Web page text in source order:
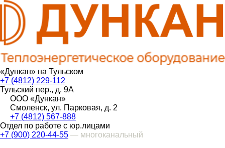
«Дункан» на Тульском
+7 (4812) 229-112
Тульский пер., д. 9А
ООО «Дункан»
Смоленск, ул. Парковая, д. 2
+7 (4812) 567-888
Отдел по работе с юр.лицами
+7 (900) 220-44-55 — многоканальный